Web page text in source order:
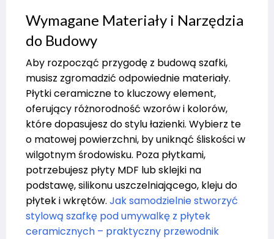
Wymagane Materiały i Narzędzia
do Budowy
Aby rozpocząć przygodę z budową szafki,
musisz zgromadzić odpowiednie materiały.
Płytki ceramiczne to kluczowy element,
oferujący różnorodność wzorów i kolorów,
które dopasujesz do stylu łazienki. Wybierz te
o matowej powierzchni, by uniknąć śliskości w
wilgotnym środowisku. Poza płytkami,
potrzebujesz płyty MDF lub sklejki na
podstawę, silikonu uszczelniającego, kleju do
płytek i wkrętów. Jak samodzielnie stworzyć
stylową szafkę pod umywalkę z płytek
ceramicznych – praktyczny przewodnik